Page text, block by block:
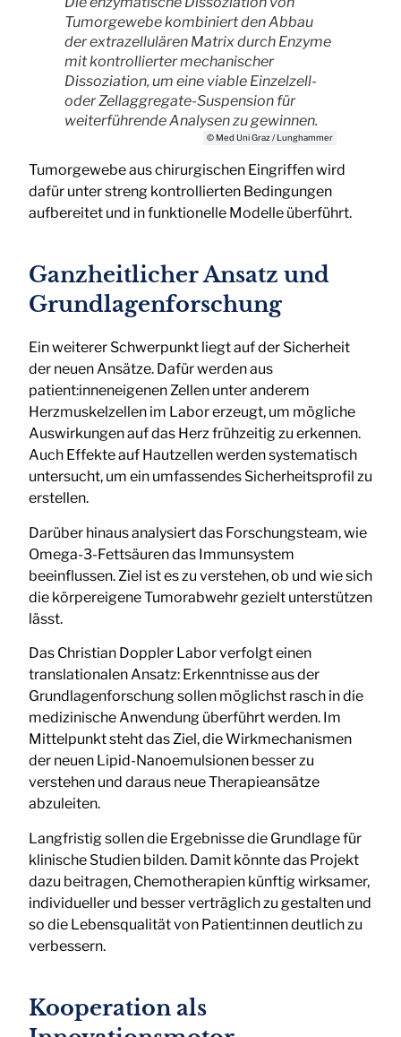
Tumorgewebe kombiniert den Abbau
der extrazellulären Matrix durch Enzyme
mit kontrollierter mechanischer
Dissoziation, um eine viable Einzelzell-
oder Zellaggregate-Suspension für
weiterführende Analysen zu gewinnen.
© Med Uni Graz / Lunghammer
Tumorgewebe aus chirurgischen Eingriffen wird
dafür unter streng kontrollierten Bedingungen
aufbereitet und in funktionelle Modelle überführt.
Ganzheitlicher Ansatz und
Grundlagenforschung
Ein weiterer Schwerpunkt liegt auf der Sicherheit
der neuen Ansätze. Dafür werden aus
patient:inneneigenen Zellen unter anderem
Herzmuskelzellen im Labor erzeugt, um mögliche
Auswirkungen auf das Herz frühzeitig zu erkennen.
Auch Effekte auf Hautzellen werden systematisch
untersucht, um ein umfassendes Sicherheitsprofil zu
erstellen.
Darüber hinaus analysiert das Forschungsteam, wie
Omega-3-Fettsäuren das Immunsystem
beeinflussen. Ziel ist es zu verstehen, ob und wie sich
die körpereigene Tumorabwehr gezielt unterstützen
lässt.
Das Christian Doppler Labor verfolgt einen
translationalen Ansatz: Erkenntnisse aus der
Grundlagenforschung sollen möglichst rasch in die
medizinische Anwendung überführt werden. Im
Mittelpunkt steht das Ziel, die Wirkmechanismen
der neuen Lipid-Nanoemulsionen besser zu
verstehen und daraus neue Therapieansätze
abzuleiten.
Langfristig sollen die Ergebnisse die Grundlage für
klinische Studien bilden. Damit könnte das Projekt
dazu beitragen, Chemotherapien künftig wirksamer,
individueller und besser verträglich zu gestalten und
so die Lebensqualität von Patient:innen deutlich zu
verbessern.
Kooperation als